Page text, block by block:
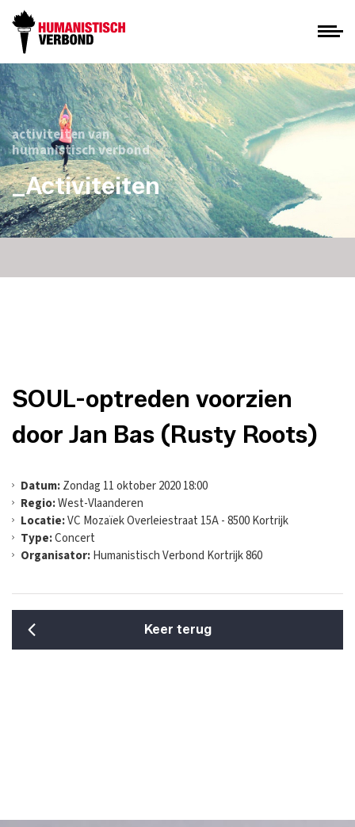
activiteiten van
humanistisch verbond
_Activiteiten
SOUL-optreden voorzien
door Jan Bas (Rusty Roots)
Datum:Zondag 11 oktober 2020 18:00
Regio:West-Vlaanderen
Locatie:VC Mozaïek Overleiestraat 15A - 8500 Kortrijk
Type:Concert
Organisator:Humanistisch Verbond Kortrijk 860
Keer terug